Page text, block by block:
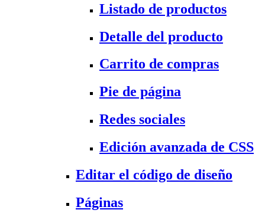
Listado de productos
Detalle del producto
Carrito de compras
Pie de página
Redes sociales
Edición avanzada de CSS
Editar el código de diseño
Páginas